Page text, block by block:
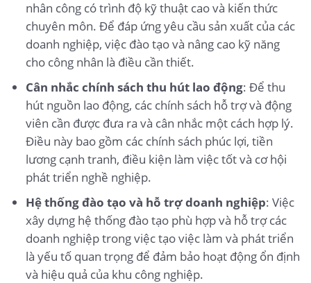
nhân công có trình độ kỹ thuật cao và kiến thức
chuyên môn. Để đáp ứng yêu cầu sản xuất của các
doanh nghiệp, việc đào tạo và nâng cao kỹ năng
cho công nhân là điều cần thiết.
Cân nhắc chính sách thu hút lao động: Để thu
hút nguồn lao động, các chính sách hỗ trợ và động
viên cần được đưa ra và cân nhắc một cách hợp lý.
Điều này bao gồm các chính sách phúc lợi, tiền
lương cạnh tranh, điều kiện làm việc tốt và cơ hội
phát triển nghề nghiệp.
Hệ thống đào tạo và hỗ trợ doanh nghiệp: Việc
xây dựng hệ thống đào tạo phù hợp và hỗ trợ các
doanh nghiệp trong việc tạo việc làm và phát triển
là yếu tố quan trọng để đảm bảo hoạt động ổn định
và hiệu quả của khu công nghiệp.